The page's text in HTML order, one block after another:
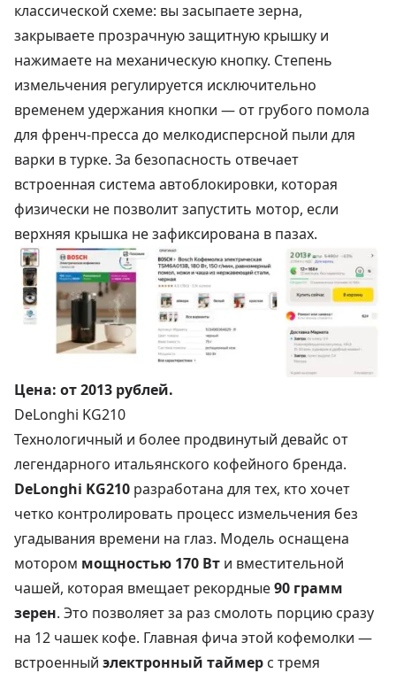
классической схеме: вы засыпаете зерна,
закрываете прозрачную защитную крышку и
нажимаете на механическую кнопку. Степень
измельчения регулируется исключительно
временем удержания кнопки — от грубого помола
для френч-пресса до мелкодисперсной пыли для
варки в турке. За безопасность отвечает
встроенная система автоблокировки, которая
физически не позволит запустить мотор, если
верхняя крышка не зафиксирована в пазах.
Цена: от 2013 рублей.
DeLonghi KG210
Технологичный и более продвинутый девайс от
легендарного итальянского кофейного бренда.
DeLonghi KG210 разработана для тех, кто хочет
четко контролировать процесс измельчения без
угадывания времени на глаз. Модель оснащена
мотором мощностью 170 Вт и вместительной
чашей, которая вмещает рекордные90 грамм
зерен. Это позволяет за раз смолоть порцию сразу
на 12 чашек кофе. Главная фича этой кофемолки —
встроенный электронный таймер с тремя